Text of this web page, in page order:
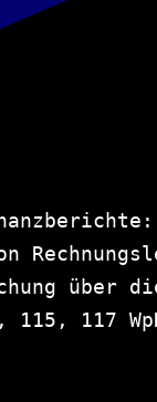
117